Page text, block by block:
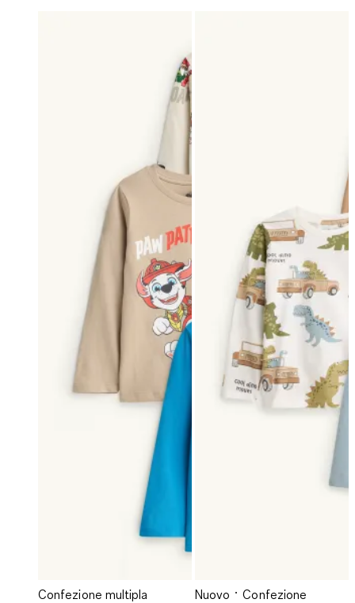
Confezione multipla
Nuovo
Confezione